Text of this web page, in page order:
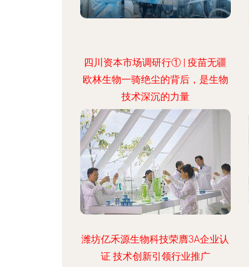
四川资本市场调研行① | 疫苗无疆
欧林生物一骑绝尘的背后，是生物
技术深沉的力量
潍坊亿禾源生物科技荣膺3A企业认
证 技术创新引领行业推广